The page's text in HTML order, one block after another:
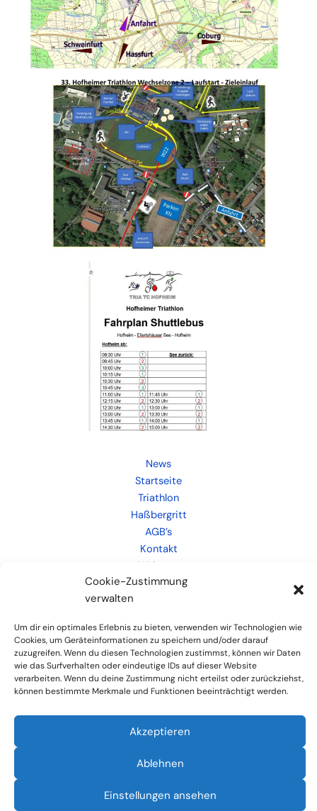
Cookie-Zustimmung
verwalten
Um dir ein optimales Erlebnis zu bieten, verwenden wir Technologien wie
Cookies, um Geräteinformationen zu speichern und/oder darauf
zuzugreifen. Wenn du diesen Technologien zustimmst, können wir Daten
wie das Surfverhalten oder eindeutige IDs auf dieser Website
verarbeiten. Wenn du deine Zustimmung nicht erteilst oder zurückziehst,
können bestimmte Merkmale und Funktionen beeinträchtigt werden.
Akzeptieren
Ablehnen
Einstellungen ansehen
News
Startseite
Triathlon
Haßbergritt
AGB’s
Kontakt
Weiteres
Links
Impressum
Cookie-Richtlinie (EU)
Copyright © 2024 Tria Hofheim